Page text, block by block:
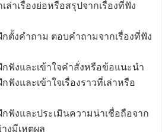
ล่าเรื่องย่อหรือสรุปจากเรื่องที่ฟัง
ตั้งคำถาม ตอบคำถามจากเรื่องที่ฟัง
กฟังและเข้าใจคำสั่งหรือข้อแนะนำ
ฟังและเข้าใจเรื่องราวที่เล่าหรือ
ฟังและประเมินความน่าเชื่อถือจาก
งมีเหตุผล